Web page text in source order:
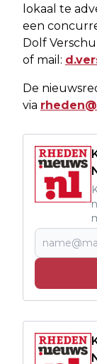
lokaal te
een
Dolf
of mail:
De
via